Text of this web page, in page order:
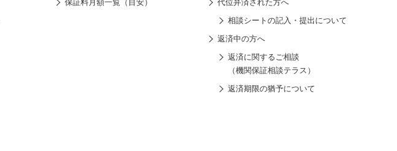
保証料月額一覧（目安）
代位弁済された方へ
相談シートの記入・提出について
返済中の方へ
返済に関するご相談
（機関保証相談テラス）
返済期限の猶予について